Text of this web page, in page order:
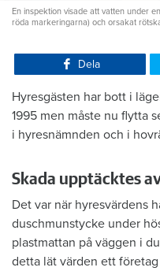
En inspektion visade att vatten under
röda markeringarna) och orsakat
Dela
Hyresgästen har bott i
1995 men måste nu flytta
i hyresnämnden och i
Skada upptäcktes
Det var när hyresvärdens
duschmunstycke under
plastmattan på väggen i
detta lät värden ett